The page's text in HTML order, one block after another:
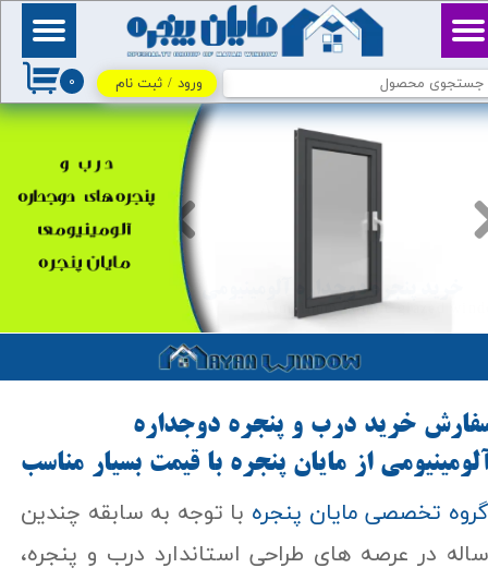
بِسْمِ ٱللَّٰهِ ٱلرَّحْمَٰنِ
ٱلرَّحِيمِ / اللهم اكفني
بحلالك عن حرامك، وأغنني
بفضلك عمَّن سواك
۰ ورود / ثبت نام
حساب کاربری من
تغییر گذر واژه
خروج از حساب کاربری
خرید پنجره دوجداره آلومينيومی
Aluminum double glazed
گروه تخصصی مایان پنجره با توجه به سابقه چندین
ساله در عرصه های طراحی استاندارد درب و پنجره،
خرید درب و پنجره دوجداره
از مایان پنجره با قیمت بسیار مناسب